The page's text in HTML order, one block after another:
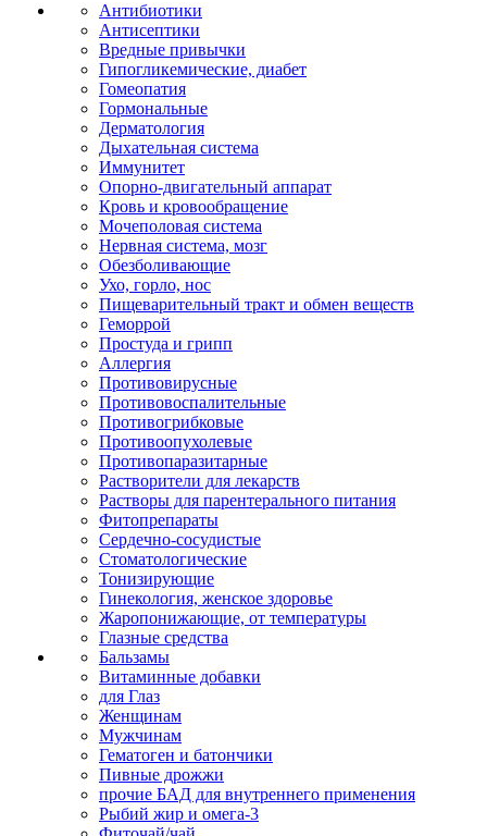
Антибиотики
Антисептики
Вредные привычки
Гипогликемические, диабет
Гомеопатия
Гормональные
Дерматология
Дыхательная система
Иммунитет
Опорно-двигательный аппарат
Кровь и кровообращение
Мочеполовая система
Нервная система, мозг
Обезболивающие
Ухо, горло, нос
Пищеварительный тракт и обмен веществ
Геморрой
Простуда и грипп
Аллергия
Противовирусные
Противовоспалительные
Противогрибковые
Противоопухолевые
Противопаразитарные
Растворители для лекарств
Растворы для парентерального питания
Фитопрепараты
Сердечно-сосудистые
Стоматологические
Тонизирующие
Гинекология, женское здоровье
Жаропонижающие, от температуры
Глазные средства
Бальзамы
Витаминные добавки
для Глаз
Женщинам
Мужчинам
Гематоген и батончики
Пивные дрожжи
прочие БАД для внутреннего применения
Рыбий жир и омега-3